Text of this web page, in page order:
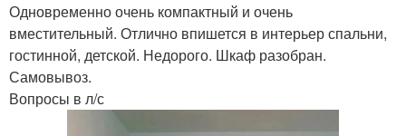
Одновременно очень компактный и очень
вместительный. Отлично впишется в интерьер спальни,
гостинной, детской. Недорого. Шкаф разобран.
Самовывоз.
Вопросы в л/с